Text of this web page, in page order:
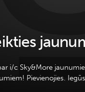
i/c Sky&More
Pievienojies.